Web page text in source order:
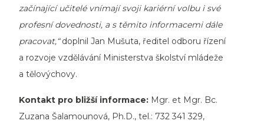
začínající učitelé vnímají svoji kariérní volbu i své
profesní dovednosti, a s těmito informacemi dále
pracovat,“doplnil Jan Mušuta, ředitel odboru řízení
a rozvoje vzdělávání Ministerstva školství mládeže
a tělovýchovy.
Kontakt pro bližší informace: Mgr. et Mgr. Bc.
Zuzana Šalamounová, Ph.D., tel.: 732 341 329,